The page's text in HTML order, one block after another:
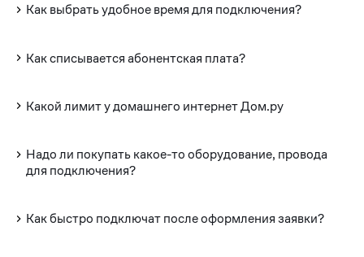
Как выбрать удобное время для подключения?
Как списывается абонентская плата?
Какой лимит у домашнего интернет Дом.ру
Надо ли покупать какое-то оборудование, провода
для подключения?
Как быстро подключат после оформления заявки?